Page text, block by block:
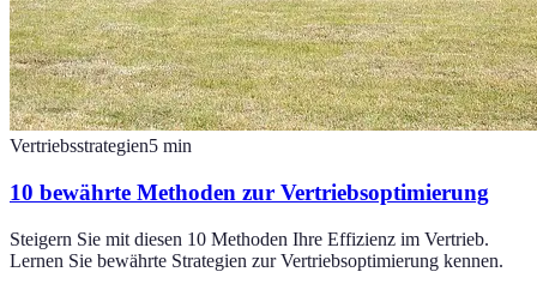
Vertriebsstrategien5 min
10 bewährte Methoden zur Vertriebsoptimierung
Steigern Sie mit diesen 10 Methoden Ihre Effizienz im Vertrieb.
Lernen Sie bewährte Strategien zur Vertriebsoptimierung kennen.